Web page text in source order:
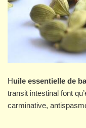
Huile essentielle de
transit intestinal font
carminative,